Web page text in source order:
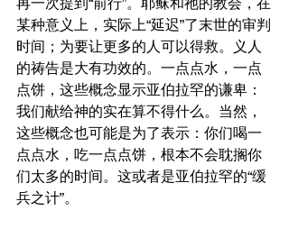
某种意义上，实际上“延迟”了末世的审判
时间；为要让更多的人可以得救。义人
的祷告是大有功效的。一点点水，一点
点饼，这些概念显示亚伯拉罕的谦卑：
我们献给神的实在算不得什么。当然，
这些概念也可能是为了表示：你们喝一
点点水，吃一点点饼，根本不会耽搁你
们太多的时间。这或者是亚伯拉罕的“缓
兵之计”。